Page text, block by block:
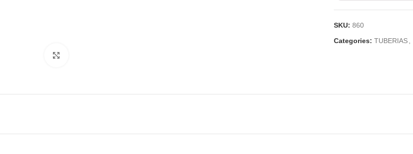
SKU: 860
Categories: TUBERIAS